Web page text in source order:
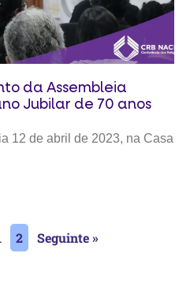
da Assembleia
Jubilar de 70 anos
12 de abril de 2023, na Casa
2 Seguinte »